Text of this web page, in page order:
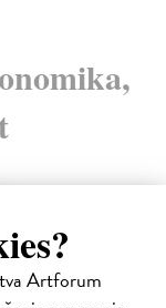
Artforum
novinka